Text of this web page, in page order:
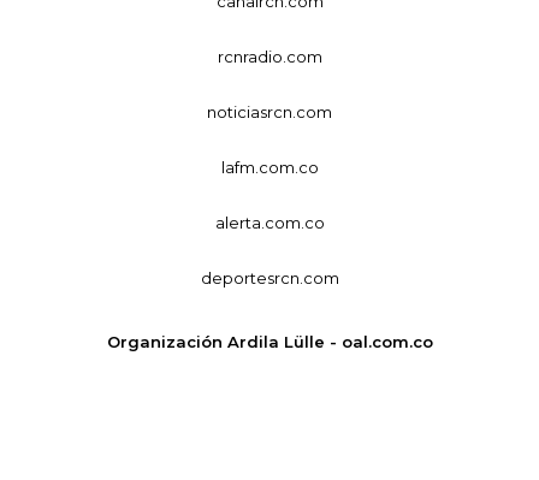
rcnradio.com
noticiasrcn.com
lafm.com.co
alerta.com.co
deportesrcn.com
Organización Ardila Lülle - oal.com.co